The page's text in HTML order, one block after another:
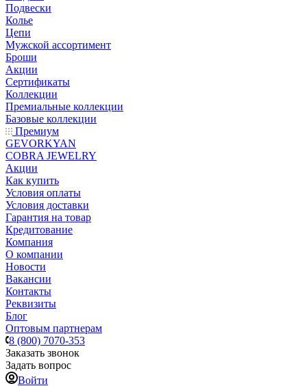
Подвески
Колье
Цепи
Мужской ассортимент
Броши
Акции
Сертификаты
Коллекции
Премиальные коллекции
Базовые коллекции
Премиум
GEVORKYAN
COBRA JEWELRY
Акции
Как купить
Условия оплаты
Условия доставки
Гарантия на товар
Кредитование
Компания
О компании
Новости
Вакансии
Контакты
Реквизиты
Блог
Оптовым партнерам
8 (800) 7070-353
Заказать звонок
Задать вопрос
Войти